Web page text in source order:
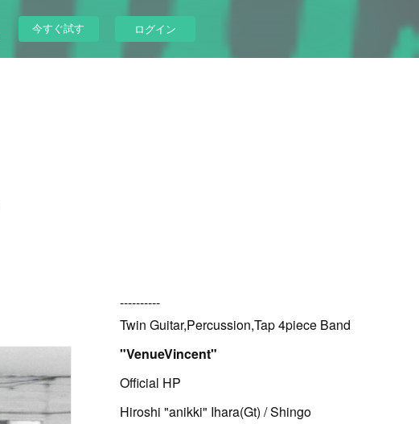
今すぐ試す ログイン
----------
Twin Guitar,Percussion,Tap 4piece Band
"VenueVincent"
Official HP
Hiroshi "anikki" Ihara(Gt) / Shingo